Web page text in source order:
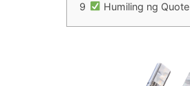
9
Humiling ng Quote